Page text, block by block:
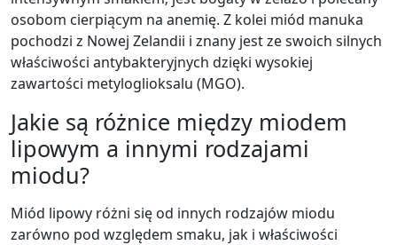
osobom cierpiącym na anemię. Z kolei miód manuka
pochodzi z Nowej Zelandii i znany jest ze swoich silnych
właściwości antybakteryjnych dzięki wysokiej
zawartości metyloglioksalu (MGO).
Jakie są różnice między miodem
lipowym a innymi rodzajami
miodu?
Miód lipowy różni się od innych rodzajów miodu
zarówno pod względem smaku, jak i właściwości